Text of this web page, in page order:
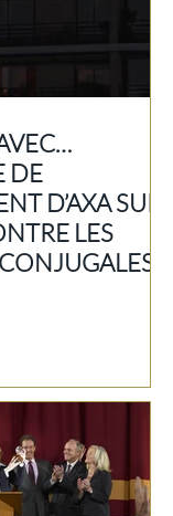
DE
D’AXA SUR
LES